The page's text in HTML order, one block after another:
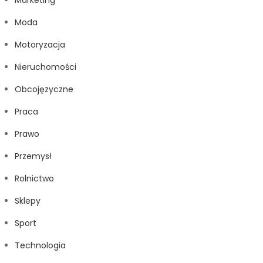
Moda
Motoryzacja
Nieruchomości
Obcojęzyczne
Praca
Prawo
Przemysł
Rolnictwo
Sklepy
Sport
Technologia